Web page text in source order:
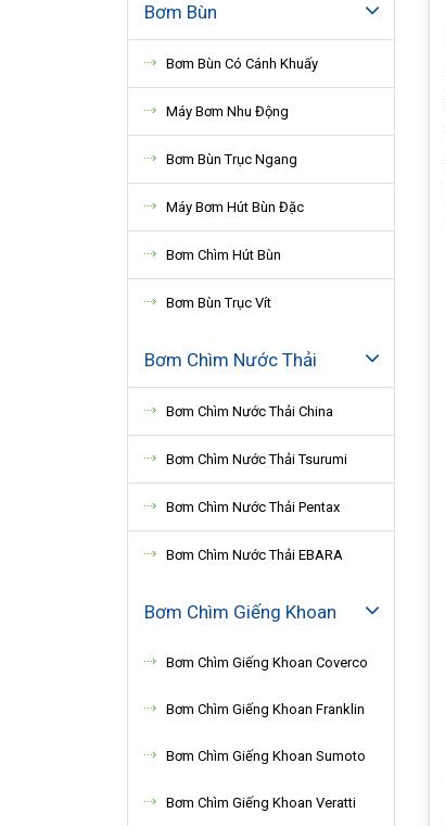
Bơm Bùn
Bơm Bùn Có Cánh Khuấy
Máy Bơm Nhu Động
Bơm Bùn Trục Ngang
Máy Bơm Hút Bùn Đặc
Bơm Chìm Hút Bùn
Bơm Bùn Trục Vít
Bơm Chìm Nước Thải
Bơm Chìm Nước Thải China
Bơm Chìm Nước Thải Tsurumi
Bơm Chìm Nước Thải Pentax
Bơm Chìm Nước Thải EBARA
Bơm Chìm Giếng Khoan
Bơm Chìm Giếng Khoan Coverco
Bơm Chìm Giếng Khoan Franklin
Bơm Chìm Giếng Khoan Sumoto
Bơm Chìm Giếng Khoan Veratti